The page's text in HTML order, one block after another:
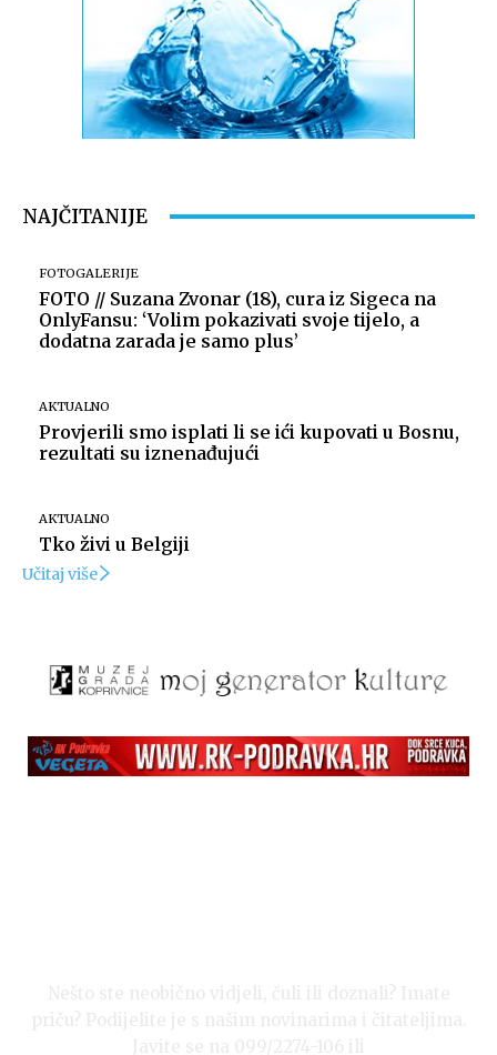
NAJČITANIJE
FOTOGALERIJE
FOTO // Suzana Zvonar (18), cura iz Sigeca na
OnlyFansu: ‘Volim pokazivati svoje tijelo, a
dodatna zarada je samo plus’
AKTUALNO
Provjerili smo isplati li se ići kupovati u Bosnu,
rezultati su iznenađujući
AKTUALNO
Tko živi u Belgiji
Učitaj više